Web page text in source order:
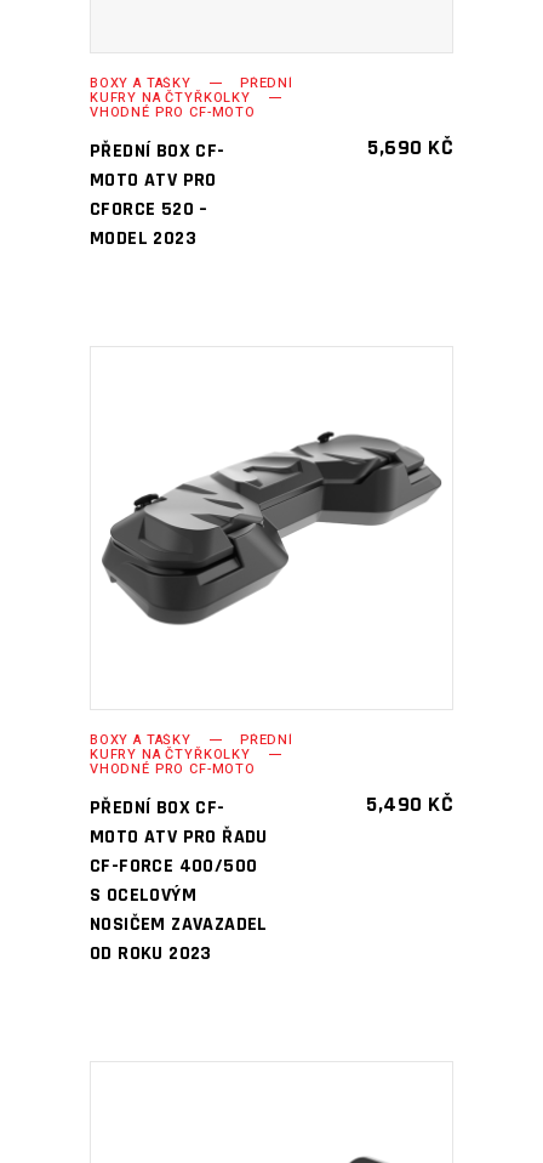
BOXY A TAŠKY PŘEDNÍ
KUFRY NA ČTYŘKOLKY
VHODNÉ PRO CF-MOTO
PŘEDNÍ BOX CF-
MOTO ATV PRO
CFORCE 520 –
MODEL 2023
5,690 KČ
PŘIDAT DO KOŠÍKU
BOXY A TAŠKY PŘEDNÍ
KUFRY NA ČTYŘKOLKY
VHODNÉ PRO CF-MOTO
PŘEDNÍ BOX CF-
MOTO ATV PRO ŘADU
CF-FORCE 400/500
S OCELOVÝM
NOSIČEM ZAVAZADEL
OD ROKU 2023
5,490 KČ